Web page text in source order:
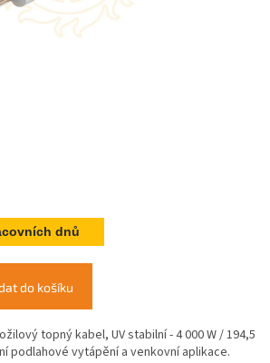
dnů
do košíku
topný kabel, UV stabilní - 4 000 W / 194,5
podlahové vytápění a venkovní aplikace.